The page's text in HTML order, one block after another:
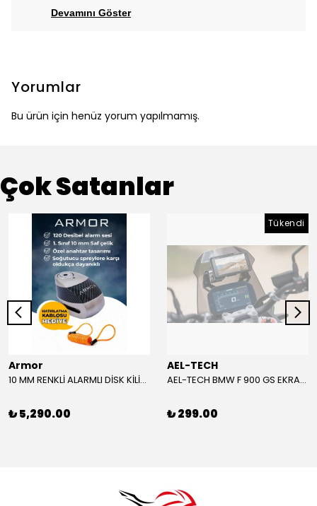
Devamını Göster
Yorumlar
Bu ürün için henüz yorum yapılmamış.
Çok Satanlar
Armor
10 MM RENKLİ ALARMLI DİSK KİLİDİ YENİ VERSİYON
₺ 5,290.00
Tükendi
AEL-TECH
AEL-TECH BMW F 900 GS EKRAN/GÖSTERGE KORUYUCU 2024-2025
₺ 299.00